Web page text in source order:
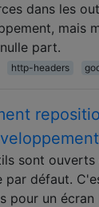
dans les
mais
part.
http-headers
sont
par défaut.
pour un